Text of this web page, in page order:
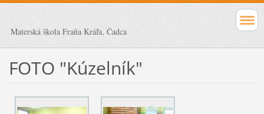
Materská škola Fraňa Kráľa, Čadca
FOTO "Kúzelník"